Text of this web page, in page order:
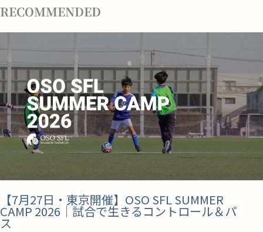
RECOMMENDED
【7月27日・東京開催】OSO SFL SUMMER
CAMP 2026｜試合で生きるコントロール＆パ
ス